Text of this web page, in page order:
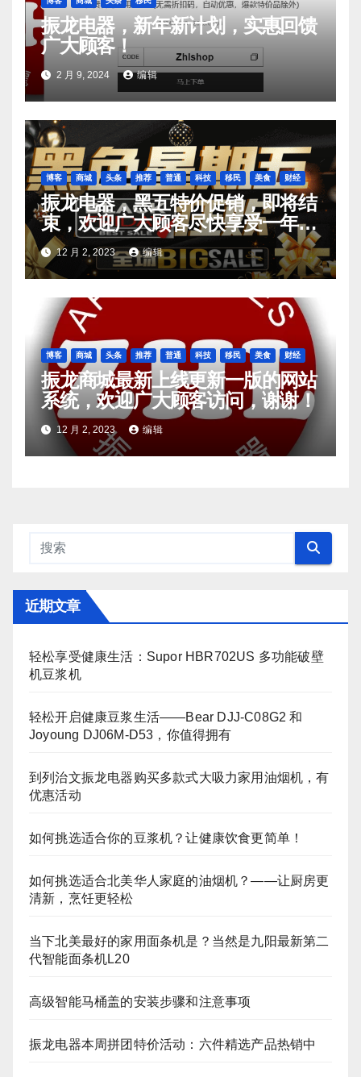
振龙电器，新年新计划，实惠回馈
广大顾客！
2 月 9, 2024 编辑
博客 商城 头条 推荐 普通 科技 移民 美食 财经
振龙电器，黑五特价促销，即将结
束，欢迎广大顾客尽快享受一年的
最大优惠
12 月 2, 2023 编辑
博客 商城 头条 推荐 普通 科技 移民 美食 财经
振龙商城最新上线更新一版的网站
系统，欢迎广大顾客访问，谢谢！
12 月 2, 2023 编辑
近期文章
轻松享受健康生活：Supor HBR702US 多功能破壁
机豆浆机
轻松开启健康豆浆生活——Bear DJJ‑C08G2 和
Joyoung DJ06M‑D53，你值得拥有
到列治文振龙电器购买多款式大吸力家用油烟机，有
优惠活动
如何挑选适合你的豆浆机？让健康饮食更简单！
如何挑选适合北美华人家庭的油烟机？——让厨房更
清新，烹饪更轻松
当下北美最好的家用面条机是？当然是九阳最新第二
代智能面条机L20
高级智能马桶盖的安装步骤和注意事项
振龙电器本周拼团特价活动：六件精选产品热销中